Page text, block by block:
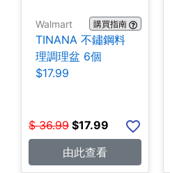
Walmart 購買指南
TINANA 不鏽鋼料
理調理盆 6個
$17.99
$ 36.99 $17.99
由此查看